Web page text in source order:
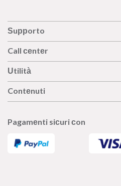
Supporto
Call center
Utilità
Contenuti
Pagamenti sicuri con